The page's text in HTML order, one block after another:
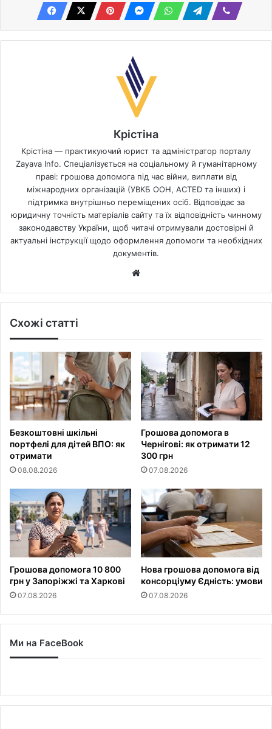
Крістіна
Крістіна — практикуючий юрист та адміністратор порталу
Zayava Info. Спеціалізується на соціальному й гуманітарному
праві: грошова допомога під час війни, виплати від
міжнародних організацій (УВКБ ООН, ACTED та інших) і
підтримка внутрішньо переміщених осіб. Відповідає за
юридичну точність матеріалів сайту та їх відповідність чинному
законодавству України, щоб читачі отримували достовірні й
актуальні інструкції щодо оформлення допомоги та необхідних
документів.
Схожі статті
Безкоштовні шкільні
портфелі для дітей ВПО: як
отримати
08.08.2026
Грошова допомога в
Чернігові: як отримати 12
300 грн
07.08.2026
Грошова допомога 10 800
грн у Запоріжжі та Харкові
07.08.2026
Нова грошова допомога від
консорціуму Єдність: умови
07.08.2026
Ми на FaceBook